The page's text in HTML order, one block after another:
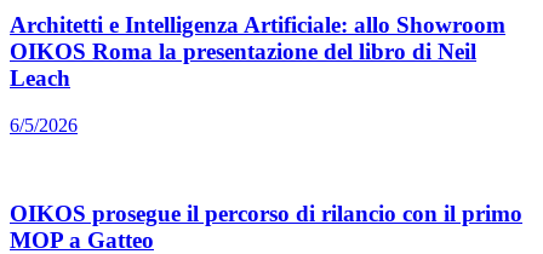
Architetti e Intelligenza Artificiale: allo Showroom
OIKOS Roma la presentazione del libro di Neil
Leach
6/5/2026
OIKOS prosegue il percorso di rilancio con il primo
MOP a Gatteo